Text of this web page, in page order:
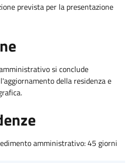
prevista per la presentazione
si conclude
della residenza e
amministrativo: 45 giorni